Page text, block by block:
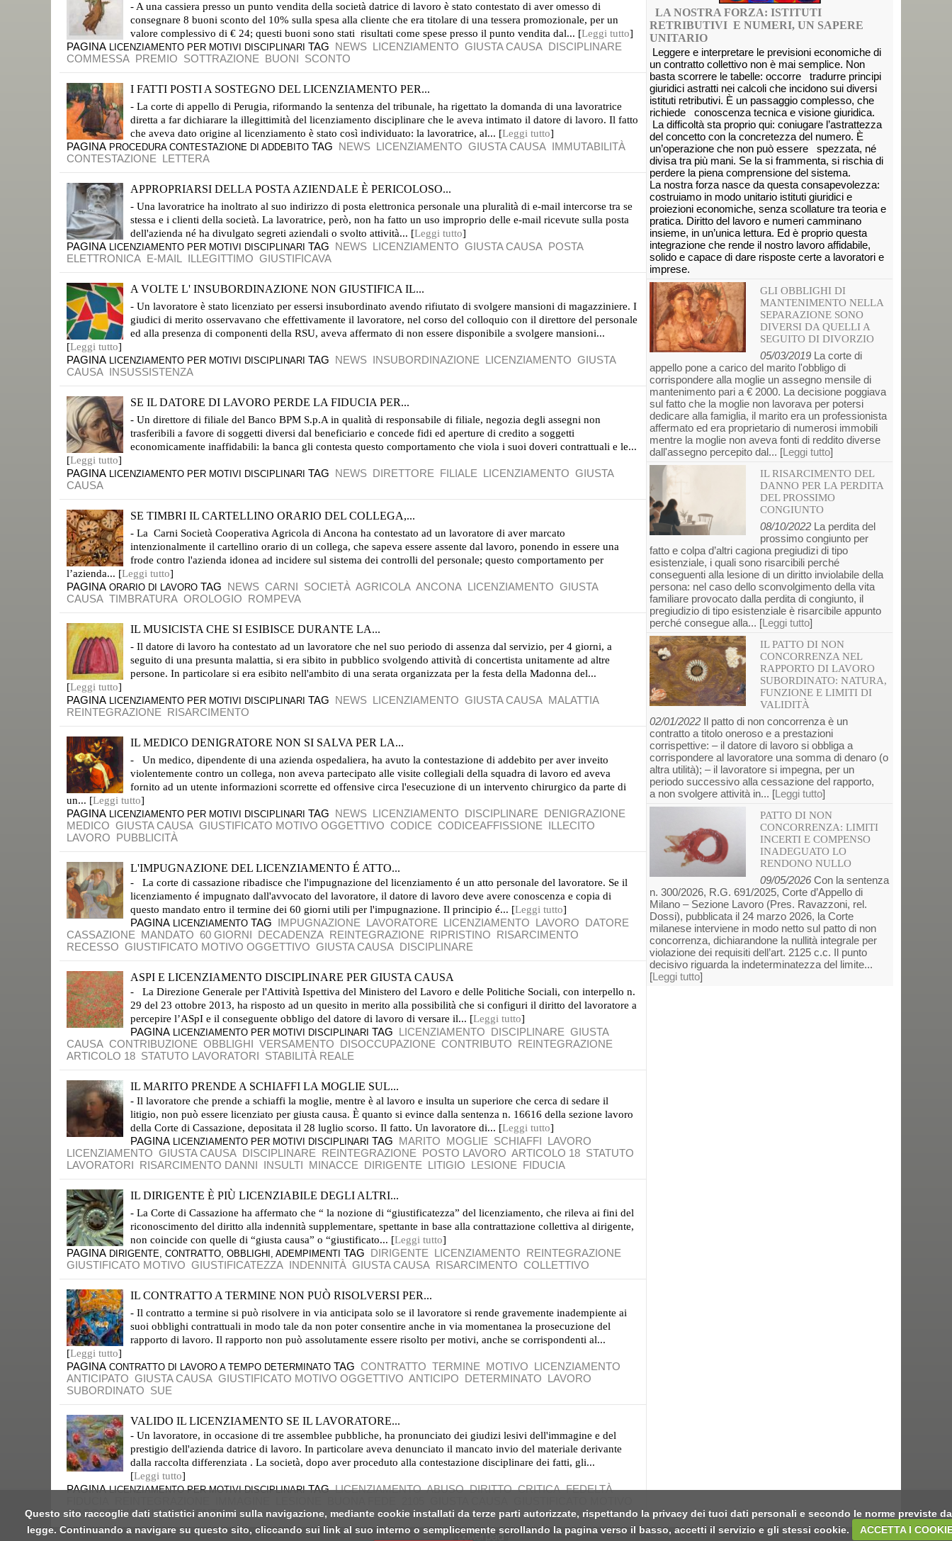
- A una cassiera presso un punto vendita della società datrice di lavoro è stato contestato di aver omesso di
consegnare 8 buoni sconto del 10% sulla spesa alla cliente che era titolare di una tessera promozionale, per un
valore complessivo di € 24; questi buoni sono stati risultati come spese presso il punto vendita dal... [Leggi tutto]
PAGINA LICENZIAMENTO PER MOTIVI DISCIPLINARI TAG NEWS LICENZIAMENTO GIUSTA CAUSA DISCIPLINARE
COMMESSA PREMIO SOTTRAZIONE BUONI SCONTO
I FATTI POSTI A SOSTEGNO DEL LICENZIAMENTO PER...
- La corte di appello di Perugia, riformando la sentenza del tribunale, ha rigettato la domanda di una lavoratrice
diretta a far dichiarare la illegittimità del licenziamento disciplinare che le aveva intimato il datore di lavoro. Il fatto
che aveva dato origine al licenziamento è stato così individuato: la lavoratrice, al... [Leggi tutto]
PAGINA PROCEDURA CONTESTAZIONE DI ADDEBITO TAG NEWS LICENZIAMENTO GIUSTA CAUSA IMMUTABILITÀ
CONTESTAZIONE LETTERA
APPROPRIARSI DELLA POSTA AZIENDALE È PERICOLOSO...
- Una lavoratrice ha inoltrato al suo indirizzo di posta elettronica personale una pluralità di e-mail intercorse tra se
stessa e i clienti della società. La lavoratrice, però, non ha fatto un uso improprio delle e-mail ricevute sulla posta
dell'azienda né ha divulgato segreti aziendali o svolto attività... [Leggi tutto]
PAGINA LICENZIAMENTO PER MOTIVI DISCIPLINARI TAG NEWS LICENZIAMENTO GIUSTA CAUSA POSTA
ELETTRONICA E-MAIL ILLEGITTIMO GIUSTIFICAVA
A VOLTE L' INSUBORDINAZIONE NON GIUSTIFICA IL...
- Un lavoratore è stato licenziato per essersi insubordinato avendo rifiutato di svolgere mansioni di magazziniere. I
giudici di merito osservavano che effettivamente il lavoratore, nel corso del colloquio con il direttore del personale
ed alla presenza di componenti della RSU, aveva affermato di non essere disponibile a svolgere mansioni...
[Leggi tutto]
PAGINA LICENZIAMENTO PER MOTIVI DISCIPLINARI TAG NEWS INSUBORDINAZIONE LICENZIAMENTO GIUSTA
CAUSA INSUSSISTENZA
SE IL DATORE DI LAVORO PERDE LA FIDUCIA PER...
- Un direttore di filiale del Banco BPM S.p.A in qualità di responsabile di filiale, negozia degli assegni non
trasferibili a favore di soggetti diversi dal beneficiario e concede fidi ed aperture di credito a soggetti
economicamente inaffidabili: la banca gli contesta questo comportamento che viola i suoi doveri contrattuali e le...
[Leggi tutto]
PAGINA LICENZIAMENTO PER MOTIVI DISCIPLINARI TAG NEWS DIRETTORE FILIALE LICENZIAMENTO GIUSTA
CAUSA
SE TIMBRI IL CARTELLINO ORARIO DEL COLLEGA,...
- La Carni Società Cooperativa Agricola di Ancona ha contestato ad un lavoratore di aver marcato
intenzionalmente il cartellino orario di un collega, che sapeva essere assente dal lavoro, ponendo in essere una
frode contro l'azienda idonea ad incidere sul sistema dei controlli del personale; questo comportamento per
l’azienda... [Leggi tutto]
PAGINA ORARIO DI LAVORO TAG NEWS CARNI SOCIETÀ AGRICOLA ANCONA LICENZIAMENTO GIUSTA
CAUSA TIMBRATURA OROLOGIO ROMPEVA
IL MUSICISTA CHE SI ESIBISCE DURANTE LA...
- Il datore di lavoro ha contestato ad un lavoratore che nel suo periodo di assenza dal servizio, per 4 giorni, a
seguito di una presunta malattia, si era sibito in pubblico svolgendo attività di concertista unitamente ad altre
persone. In particolare si era esibito nell'ambito di una serata organizzata per la festa della Madonna del...
[Leggi tutto]
PAGINA LICENZIAMENTO PER MOTIVI DISCIPLINARI TAG NEWS LICENZIAMENTO GIUSTA CAUSA MALATTIA
REINTEGRAZIONE RISARCIMENTO
IL MEDICO DENIGRATORE NON SI SALVA PER LA...
- Un medico, dipendente di una azienda ospedaliera, ha avuto la contestazione di addebito per aver inveito
violentemente contro un collega, non aveva partecipato alle visite collegiali della squadra di lavoro ed aveva
fornito ad un utente informazioni scorrette ed offensive circa l'esecuzione di un intervento chirurgico da parte di
un... [Leggi tutto]
PAGINA LICENZIAMENTO PER MOTIVI DISCIPLINARI TAG NEWS LICENZIAMENTO DISCIPLINARE DENIGRAZIONE
MEDICO GIUSTA CAUSA GIUSTIFICATO MOTIVO OGGETTIVO CODICE CODICEAFFISSIONE ILLECITO
LAVORO PUBBLICITÀ
L'IMPUGNAZIONE DEL LICENZIAMENTO É ATTO...
- La corte di cassazione ribadisce che l'impugnazione del licenziamento é un atto personale del lavoratore. Se il
licenziamento é impugnato dall'avvocato del lavoratore, il datore di lavoro deve avere conoscenza e copia di
questo mandato entro il termine dei 60 giorni utili per l'impugnazione. Il principio é... [Leggi tutto]
PAGINA LICENZIAMENTO TAG IMPUGNAZIONE LAVORATORE LICENZIAMENTO LAVORO DATORE
CASSAZIONE MANDATO 60 GIORNI DECADENZA REINTEGRAZIONE RIPRISTINO RISARCIMENTO
RECESSO GIUSTIFICATO MOTIVO OGGETTIVO GIUSTA CAUSA DISCIPLINARE
ASPI E LICENZIAMENTO DISCIPLINARE PER GIUSTA CAUSA
- La Direzione Generale per l'Attività Ispettiva del Ministero del Lavoro e delle Politiche Sociali, con interpello n.
29 del 23 ottobre 2013, ha risposto ad un quesito in merito alla possibilità che si configuri il diritto del lavoratore a
percepire l’ASpI e il conseguente obbligo del datore di lavoro di versare il... [Leggi tutto]
PAGINA LICENZIAMENTO PER MOTIVI DISCIPLINARI TAG LICENZIAMENTO DISCIPLINARE GIUSTA
CAUSA CONTRIBUZIONE OBBLIGHI VERSAMENTO DISOCCUPAZIONE CONTRIBUTO REINTEGRAZIONE
ARTICOLO 18 STATUTO LAVORATORI STABILITÀ REALE
IL MARITO PRENDE A SCHIAFFI LA MOGLIE SUL...
- Il lavoratore che prende a schiaffi la moglie, mentre è al lavoro e insulta un superiore che cerca di sedare il
litigio, non può essere licenziato per giusta causa. È quanto si evince dalla sentenza n. 16616 della sezione lavoro
della Corte di Cassazione, depositata il 28 luglio scorso. Il fatto. Un lavoratore di... [Leggi tutto]
PAGINA LICENZIAMENTO PER MOTIVI DISCIPLINARI TAG MARITO MOGLIE SCHIAFFI LAVORO
LICENZIAMENTO GIUSTA CAUSA DISCIPLINARE REINTEGRAZIONE POSTO LAVORO ARTICOLO 18 STATUTO
LAVORATORI RISARCIMENTO DANNI INSULTI MINACCE DIRIGENTE LITIGIO LESIONE FIDUCIA
IL DIRIGENTE È PIÙ LICENZIABILE DEGLI ALTRI...
- La Corte di Cassazione ha affermato che “ la nozione di “giustificatezza” del licenziamento, che rileva ai fini del
riconoscimento del diritto alla indennità supplementare, spettante in base alla contrattazione collettiva al dirigente,
non coincide con quelle di “giusta causa” o “giustificato... [Leggi tutto]
PAGINA DIRIGENTE, CONTRATTO, OBBLIGHI, ADEMPIMENTI TAG DIRIGENTE LICENZIAMENTO REINTEGRAZIONE
GIUSTIFICATO MOTIVO GIUSTIFICATEZZA INDENNITÀ GIUSTA CAUSA RISARCIMENTO COLLETTIVO
IL CONTRATTO A TERMINE NON PUÒ RISOLVERSI PER...
- Il contratto a termine si può risolvere in via anticipata solo se il lavoratore si rende gravemente inadempiente ai
suoi obblighi contrattuali in modo tale da non poter consentire anche in via momentanea la prosecuzione del
rapporto di lavoro. Il rapporto non può assolutamente essere risolto per motivi, anche se corrispondenti al...
[Leggi tutto]
PAGINA CONTRATTO DI LAVORO A TEMPO DETERMINATO TAG CONTRATTO TERMINE MOTIVO LICENZIAMENTO
ANTICIPATO GIUSTA CAUSA GIUSTIFICATO MOTIVO OGGETTIVO ANTICIPO DETERMINATO LAVORO
SUBORDINATO SUE
VALIDO IL LICENZIAMENTO SE IL LAVORATORE...
- Un lavoratore, in occasione di tre assemblee pubbliche, ha pronunciato dei giudizi lesivi dell'immagine e del
prestigio dell'azienda datrice di lavoro. In particolare aveva denunciato il mancato invio del materiale derivante
dalla raccolta differenziata . La società, dopo aver proceduto alla contestazione disciplinare dei fatti, gli...
[Leggi tutto]
PAGINALICENZIAMENTO PER MOTIVI DISCIPLINARI TAGLICENZIAMENTO ABUSO DIRITTO CRITICA FEDELTÀ
SOGGETTIVO RISARCIMENTO
LA NOSTRA FORZA: ISTITUTI
RETRIBUTIVI E NUMERI, UN SAPERE
UNITARIO
Leggere e interpretare le previsioni economiche di
un contratto collettivo non è mai semplice. Non
basta scorrere le tabelle: occorre tradurre principi
giuridici astratti nei calcoli che incidono sui diversi
istituti retributivi. È un passaggio complesso, che
richiede conoscenza tecnica e visione giuridica.
La difficoltà sta proprio qui: coniugare l’astrattezza
del concetto con la concretezza del numero. È
un’operazione che non può essere spezzata, né
divisa tra più mani. Se la si frammenta, si rischia di
perdere la piena comprensione del sistema.
La nostra forza nasce da questa consapevolezza:
costruiamo in modo unitario istituti giuridici e
proiezioni economiche, senza scollature tra teoria e
pratica. Diritto del lavoro e numeri camminano
insieme, in un’unica lettura. Ed è proprio questa
integrazione che rende il nostro lavoro affidabile,
solido e capace di dare risposte certe a lavoratori e
imprese.
GLI OBBLIGHI DI
MANTENIMENTO NELLA
SEPARAZIONE SONO
DIVERSI DA QUELLI A
SEGUITO DI DIVORZIO
05/03/2019La corte di
appello pone a carico del marito l'obbligo di
corrispondere alla moglie un assegno mensile di
mantenimento pari a € 2000. La decisione poggiava
sul fatto che la moglie non lavorava per potersi
dedicare alla famiglia, il marito era un professionista
affermato ed era proprietario di numerosi immobili
mentre la moglie non aveva fonti di reddito diverse
dall'assegno percepito dal... [Leggi tutto]
IL RISARCIMENTO DEL
DANNO PER LA PERDITA
DEL PROSSIMO
CONGIUNTO
08/10/2022La perdita del
prossimo congiunto per
fatto e colpa d’altri cagiona pregiudizi di tipo
esistenziale, i quali sono risarcibili perché
conseguenti alla lesione di un diritto inviolabile della
persona: nel caso dello sconvolgimento della vita
familiare provocato dalla perdita di congiunto, il
pregiudizio di tipo esistenziale è risarcibile appunto
perché consegue alla... [Leggi tutto]
IL PATTO DI NON
CONCORRENZA NEL
RAPPORTO DI LAVORO
SUBORDINATO: NATURA,
FUNZIONE E LIMITI DI
VALIDITÀ
02/01/2022 Il patto di non concorrenza è un
contratto a titolo oneroso e a prestazioni
corrispettive: – il datore di lavoro si obbliga a
corrispondere al lavoratore una somma di denaro (o
altra utilità); – il lavoratore si impegna, per un
periodo successivo alla cessazione del rapporto,
a non svolgere attività in... [Leggi tutto]
PATTO DI NON
CONCORRENZA: LIMITI
INCERTI E COMPENSO
INADEGUATO LO
RENDONO NULLO
09/05/2026Con la sentenza
n. 300/2026, R.G. 691/2025, Corte d’Appello di
Milano – Sezione Lavoro (Pres. Ravazzoni, rel.
Dossi), pubblicata il 24 marzo 2026, la Corte
milanese interviene in modo netto sul patto di non
concorrenza, dichiarandone la nullità integrale per
violazione dei requisiti dell’art. 2125 c.c. Il punto
decisivo riguarda la indeterminatezza del limite...
[Leggi tutto]
Questo sito raccoglie dati statistici anonimi sulla navigazione, mediante cookie installati da terze parti autorizzate, rispettando la privacy dei tuoi dati personali e secondo le norme previste
legge. Continuando a navigare su questo sito, cliccando sui link al suo interno o semplicemente scrollando la pagina verso il basso, accetti il servizio e gli stessi cookie.
ACCETTA I